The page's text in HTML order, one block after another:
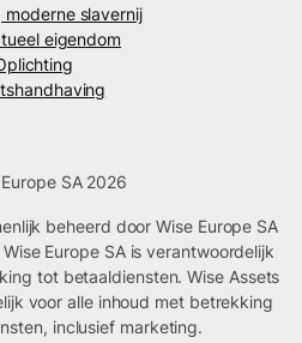
moderne slavernij
eigendom
SA 2026
beheerd door Wise Europe SA
Europe SA is verantwoordelijk
tot betaaldiensten. Wise Assets
voor alle inhoud met betrekking
inclusief marketing.